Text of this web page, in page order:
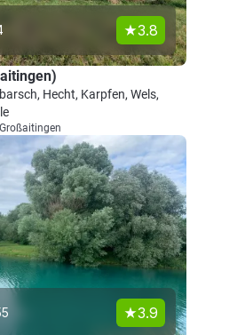
3.8
Hecht, Karpfen, Wels,
3.9